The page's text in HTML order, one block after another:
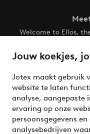
Jouw koekjes,
Jotex maakt gebruik
website te laten
analyse, aangepaste
ervaring op onze
persoonsgegevens
analysebedrijven
Welcome to Ellos,
your wardrobe.
Veilig